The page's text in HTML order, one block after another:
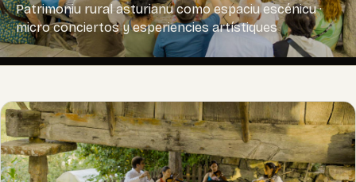
Patrimoniu rural asturianu como espaciu escénicu ·
micro conciertos y esperiencies artístiques